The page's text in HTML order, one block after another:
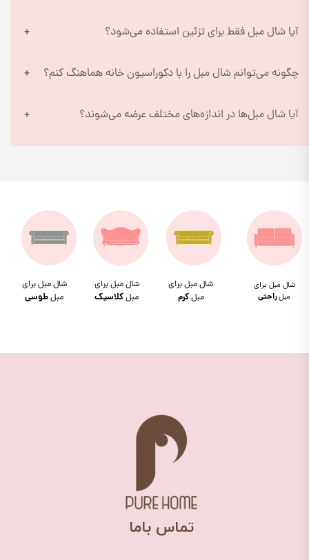
آیا شال مبل فقط برای تزئین استفاده می‌شود؟
چگونه می‌توانم شال مبل را با دکوراسیون خانه هماهنگ کنم؟
آیا شال مبل‌ها در اندازه‌های مختلف عرضه می‌شوند؟
شال مبل برای
مبلکرم
شال مبل برای
مبلکلاسیک
شال مبل برای
مبلراحتی
شال مبل برای
مبلطوسی
​تماس باما